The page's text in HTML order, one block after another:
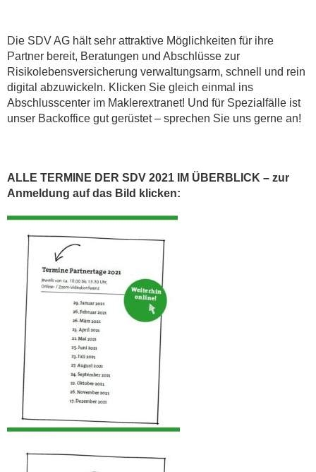
Die SDV AG hält sehr attraktive Möglichkeiten für ihre
Partner bereit, Beratungen und Abschlüsse zur
Risikolebensversicherung verwaltungsarm, schnell und rein
digital abzuwickeln. Klicken Sie gleich einmal ins
Abschlusscenter im Maklerextranet! Und für Spezialfälle ist
unser Backoffice gut gerüstet – sprechen Sie uns gerne an!
ALLE TERMINE DER SDV 2021 IM ÜBERBLICK – zur
Anmeldung auf das Bild klicken: